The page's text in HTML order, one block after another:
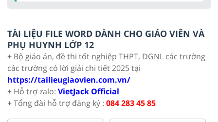
TÀI LIỆU FILE WORD DÀNH CHO GIÁO VIÊN VÀ
PHỤ HUYNH LỚP 12
+ Bộ giáo án, đề thi tốt nghiệp THPT, DGNL các trường
các trường có lời giải chi tiết 2025 tại
https://tailieugiaovien.com.vn/
+ Hỗ trợ zalo: VietJack Official
+ Tổng đài hỗ trợ đăng ký : 084 283 45 85